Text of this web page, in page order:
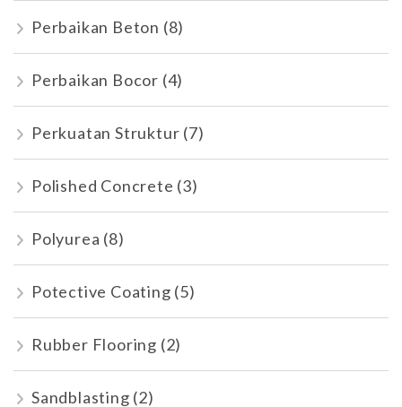
Perbaikan Beton (8)
Perbaikan Bocor (4)
Perkuatan Struktur (7)
Polished Concrete (3)
Polyurea (8)
Potective Coating (5)
Rubber Flooring (2)
Sandblasting (2)